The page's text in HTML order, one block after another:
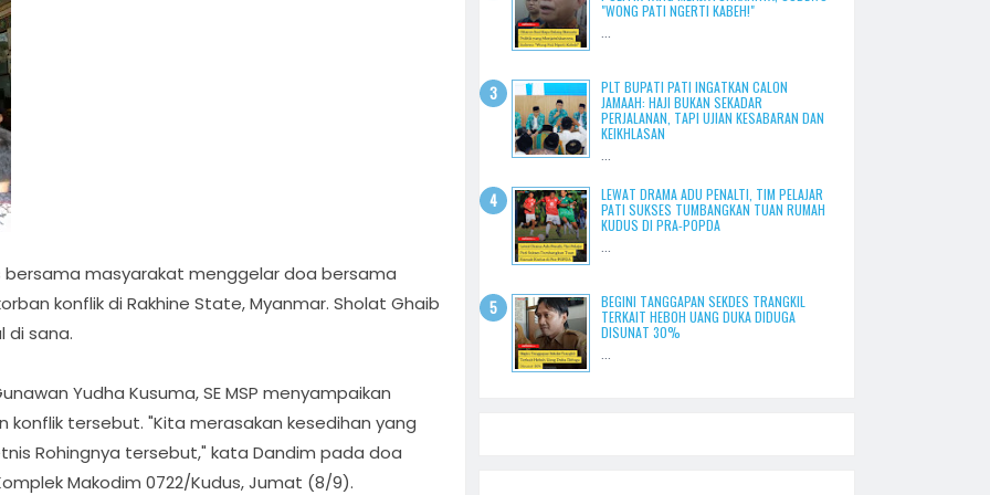
bersama masyarakat menggelar doa bersama
konflik di Rakhine State, Myanmar. Sholat Ghaib
di sana.
Yudha Kusuma, SE MSP menyampaikan
tersebut. "Kita merasakan kesedihan yang
Rohingnya tersebut," kata Dandim pada doa
Makodim 0722/Kudus, Jumat (8/9).
"WONG PATI NGERTI KABEH!"
PLT BUPATI PATI INGATKAN CALON
JAMAAH: HAJI BUKAN SEKADAR
PERJALANAN, TAPI UJIAN KESABARAN DAN
KEIKHLASAN
LEWAT DRAMA ADU PENALTI, TIM PELAJAR
PATI SUKSES TUMBANGKAN TUAN RUMAH
KUDUS DI PRA-POPDA
BEGINI TANGGAPAN SEKDES TRANGKIL
TERKAIT HEBOH UANG DUKA DIDUGA
DISUNAT 30%